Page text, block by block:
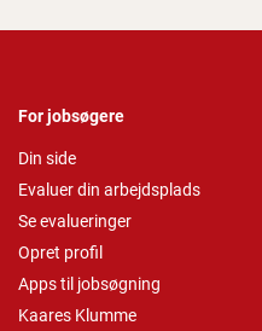
For jobsøgere
Din side
Evaluer din arbejdsplads
Se evalueringer
Opret profil
Apps til jobsøgning
Kaares Klumme